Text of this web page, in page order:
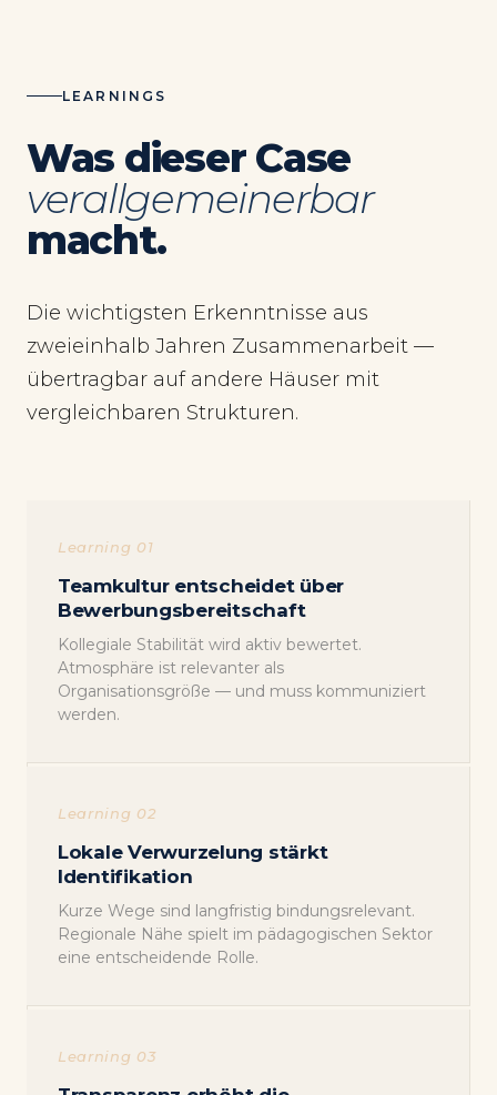
LEARNINGS
Was dieser Case
verallgemeinerbar
macht.
Die wichtigsten Erkenntnisse aus
zweieinhalb Jahren Zusammenarbeit —
übertragbar auf andere Häuser mit
vergleichbaren Strukturen.
Learning 01
Teamkultur entscheidet über
Bewerbungsbereitschaft
Kollegiale Stabilität wird aktiv bewertet.
Atmosphäre ist relevanter als
Organisationsgröße — und muss kommuniziert
werden.
Learning 02
Lokale Verwurzelung stärkt
Identifikation
Kurze Wege sind langfristig bindungsrelevant.
Regionale Nähe spielt im pädagogischen Sektor
eine entscheidende Rolle.
Learning 03